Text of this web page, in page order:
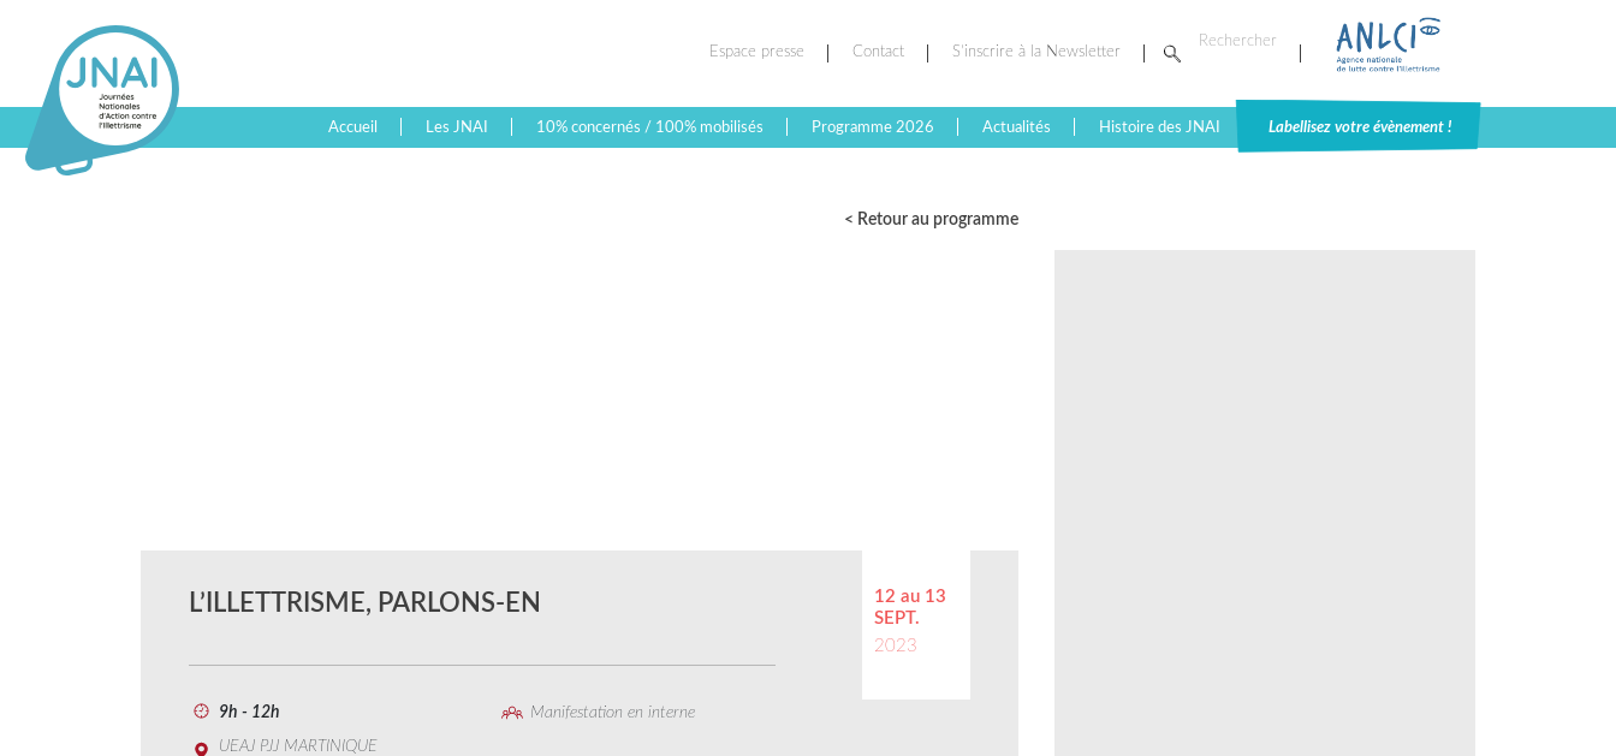
Espace presse Contact S’inscrire à la Newsletter
Accueil Les JNAI 10% concernés / 100% mobilisés Programme 2026 Actualités Histoire des JNAI Labellisez votre évènement !
< Retour au programme
12 au 13
SEPT.
2023
L’ILLETTRISME, PARLONS-EN
9h - 12h
Manifestation en interne
UEAJ PJJ MARTINIQUE